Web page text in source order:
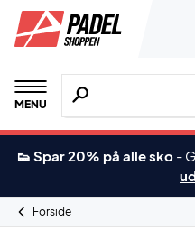
MENU
Søg efter
👟 Spar 20% på alle sko -
Forside